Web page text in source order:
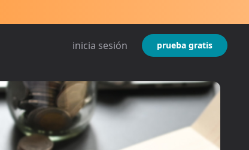
inicia sesión prueba gratis